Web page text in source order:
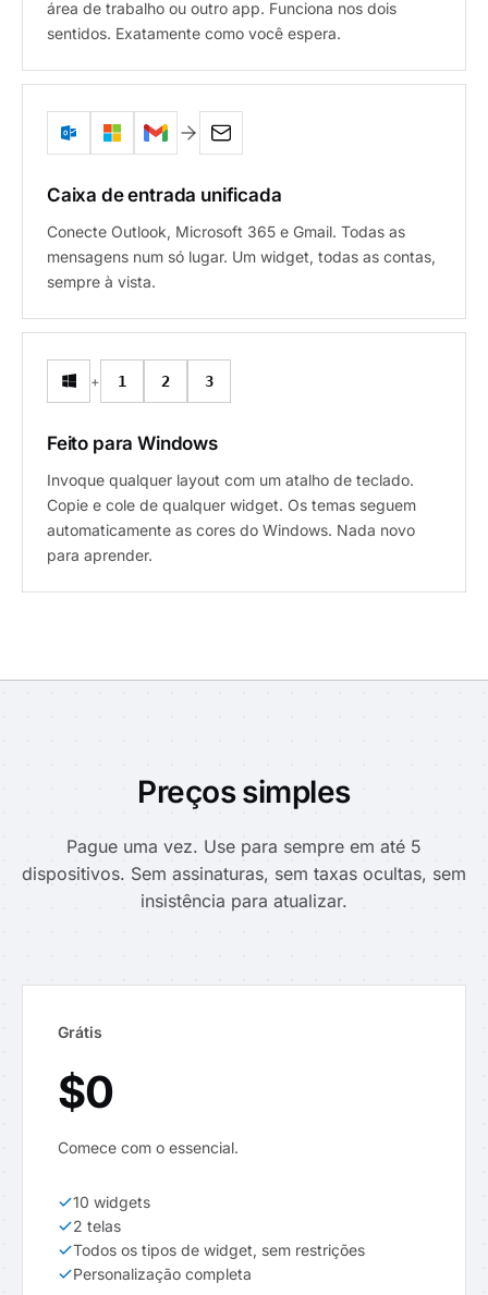
área de trabalho ou outro app. Funciona nos dois
sentidos. Exatamente como você espera.
Caixa de entrada unificada
Conecte Outlook, Microsoft 365 e Gmail. Todas as
mensagens num só lugar. Um widget, todas as contas,
sempre à vista.
+ 1 2 3
Feito para Windows
Invoque qualquer layout com um atalho de teclado.
Copie e cole de qualquer widget. Os temas seguem
automaticamente as cores do Windows. Nada novo
para aprender.
Preços simples
Pague uma vez. Use para sempre em até 5
dispositivos. Sem assinaturas, sem taxas ocultas, sem
insistência para atualizar.
Grátis
$0
Comece com o essencial.
10 widgets
2 telas
Todos os tipos de widget, sem restrições
Personalização completa